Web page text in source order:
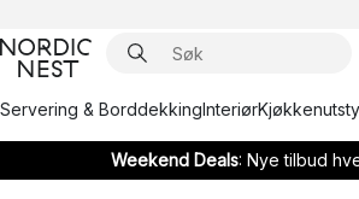
Servering & BorddekkingInteriør
Weekend Deals: Nye tilbud